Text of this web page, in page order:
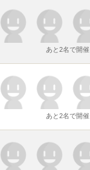
あと2名で開催
あと2名で開催